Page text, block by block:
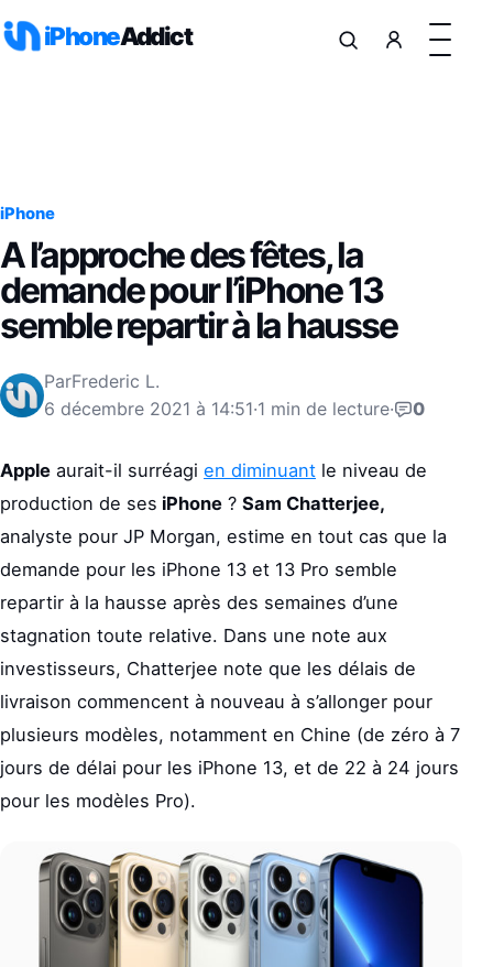
iPhoneAddict
iPhone
A l’approche des fêtes, la
demande pour l’iPhone 13
semble repartir à la hausse
ParFrederic L.
6 décembre 2021 à 14:51·1 min de lecture· 0
Apple aurait-il surréagi en diminuant le niveau de
production de ses iPhone ? Sam Chatterjee,
analyste pour JP Morgan, estime en tout cas que la
demande pour les iPhone 13 et 13 Pro semble
repartir à la hausse après des semaines d’une
stagnation toute relative. Dans une note aux
investisseurs, Chatterjee note que les délais de
livraison commencent à nouveau à s’allonger pour
plusieurs modèles, notamment en Chine (de zéro à 7
jours de délai pour les iPhone 13, et de 22 à 24 jours
pour les modèles Pro).